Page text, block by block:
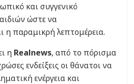
και συγγενικό
ώστε να
η παραμικρή λεπτομέρεια.
η Realnews, από το πόρισμα
ενδείξεις οι θάνατοι να
ενέργεια και